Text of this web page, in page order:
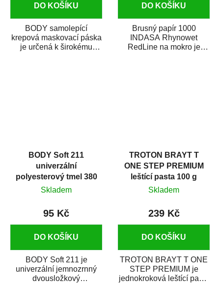
DO KOŠÍKU
BODY samolepící
krepová maskovací páska
je určená k širokému
DO KOŠÍKU
Brusný papír 1000
INDASA Rhynowet
RedLine na mokro je
BODY Soft 211
univerzální
polyesterový tmel 380
g
Skladem
95 Kč
DO KOŠÍKU
BODY Soft 211 je
univerzální jemnozrnný
dvousložkový
TROTON BRAYT T
ONE STEP PREMIUM
leštící pasta 100 g
Skladem
239 Kč
DO KOŠÍKU
TROTON BRAYT T ONE
STEP PREMIUM je
jednokroková leštící pasta